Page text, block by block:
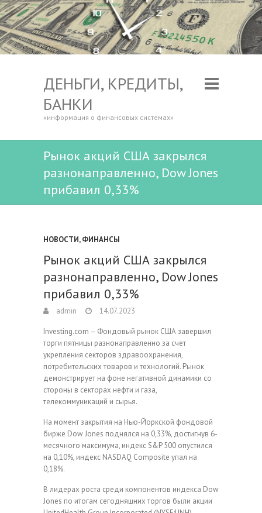
ДЕНЬГИ, КРЕДИТЫ,
БАНКИ
«информация о финансовых системах»
Рынок акций США закрылся
разнонаправленно, Dow Jones
прибавил 0,33%
НОВОСТИ,ФИНАНСЫ
Рынок акций США закрылся
разнонаправленно, Dow Jones
прибавил 0,33%
admin 14.07.2023
Investing.com – Фондовый рынок США завершил
торги пятницы разнонаправленно за счет
укрепления секторов здравоохранения,
потребительских товаров и технологий. Рынок
демонстрирует на фоне негативной динамики со
стороны в секторах нефти и газа,
телекоммуникаций и сырья.
На момент закрытия на Нью-Йоркской фондовой
бирже Dow Jones поднялся на 0,33%, достигнув 6-
месячного максимума, индекс S&P 500 опустился
на 0,10%, индекс NASDAQ Composite упал на
0,18%.
В лидерах роста среди компонентов индекса Dow
Jones по итогам сегодняшних торгов были акции